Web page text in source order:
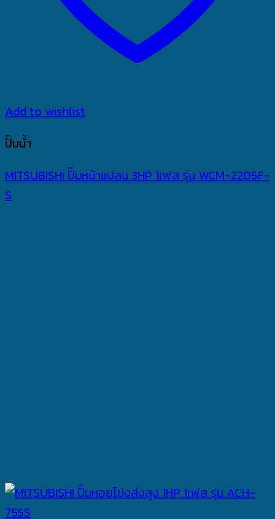
Add to wishlist
ปั๊มน้ำ
MITSUBISHI ปั๊มหน้าแปลน 3HP 1เฟส รุ่น WCM-2205F-
S